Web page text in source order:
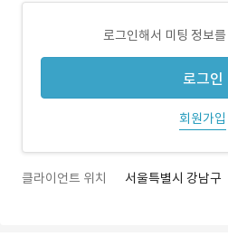
로그인해서 미팅 정보
로그인
회원가입
클라이언트 위치 서울특별시 강남구